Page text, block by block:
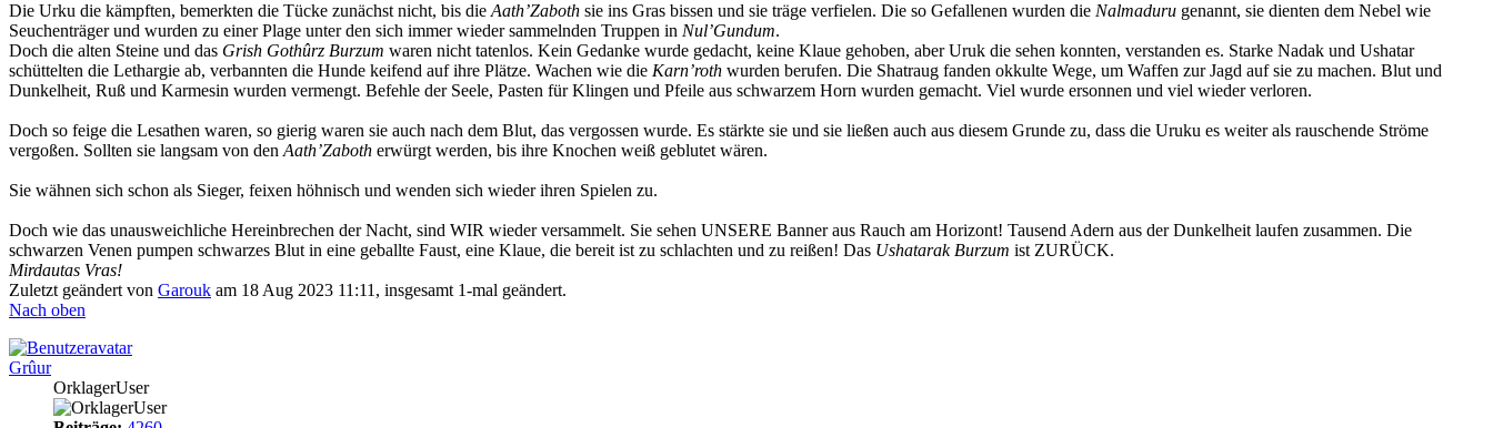
Die Urku die kämpften, bemerkten die Tücke zunächst nicht, bis die Aath’Zaboth sie ins Gras bissen und sie träge verfielen. Die so Gefallenen wurden die Nalmaduru genannt, sie dienten dem Nebel wie
Seuchenträger und wurden zu einer Plage unter den sich immer wieder sammelnden Truppen in Nul’Gundum.
Doch die alten Steine und das Grish Gothûrz Burzum waren nicht tatenlos. Kein Gedanke wurde gedacht, keine Klaue gehoben, aber Uruk die sehen konnten, verstanden es. Starke Nadak und Ushatar
schüttelten die Lethargie ab, verbannten die Hunde keifend auf ihre Plätze. Wachen wie die Karn’roth wurden berufen. Die Shatraug fanden okkulte Wege, um Waffen zur Jagd auf sie zu machen. Blut und
Dunkelheit, Ruß und Karmesin wurden vermengt. Befehle der Seele, Pasten für Klingen und Pfeile aus schwarzem Horn wurden gemacht. Viel wurde ersonnen und viel wieder verloren.
Doch so feige die Lesathen waren, so gierig waren sie auch nach dem Blut, das vergossen wurde. Es stärkte sie und sie ließen auch aus diesem Grunde zu, dass die Uruku es weiter als rauschende Ströme
vergoßen. Sollten sie langsam von den Aath’Zaboth erwürgt werden, bis ihre Knochen weiß geblutet wären.
Sie wähnen sich schon als Sieger, feixen höhnisch und wenden sich wieder ihren Spielen zu.
Doch wie das unausweichliche Hereinbrechen der Nacht, sind WIR wieder versammelt. Sie sehen UNSERE Banner aus Rauch am Horizont! Tausend Adern aus der Dunkelheit laufen zusammen. Die
schwarzen Venen pumpen schwarzes Blut in eine geballte Faust, eine Klaue, die bereit ist zu schlachten und zu reißen! Das Ushatarak Burzum ist ZURÜCK.
Mirdautas Vras!
Zuletzt geändert von Garouk am 18 Aug 2023 11:11, insgesamt 1-mal geändert.
Nach oben
Grûur
OrklagerUser